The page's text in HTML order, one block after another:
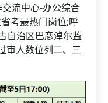
流中心-办公综合
考最热门岗位;呼
自治区巴彦淖尔监
审人数位列二、三